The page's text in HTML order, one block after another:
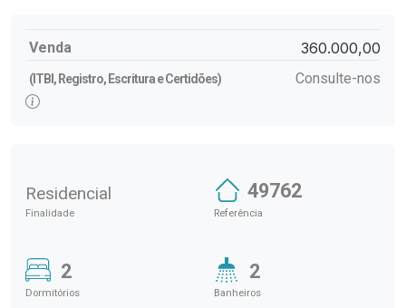
Venda 360.000,00
(ITBI, Registro, Escritura e Certidões) Consulte-nos
Residencial
Finalidade
49762
Referência
2
Dormitórios
2
Banheiros